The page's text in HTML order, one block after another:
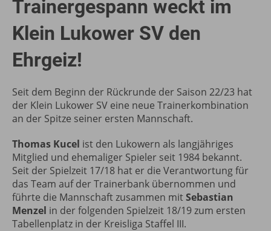
Trainergespann weckt im
Klein Lukower SV den
Ehrgeiz!
Seit dem Beginn der Rückrunde der Saison 22/23 hat
der Klein Lukower SV eine neue Trainerkombination
an der Spitze seiner ersten Mannschaft.
Thomas Kucel ist den Lukowern als langjähriges
Mitglied und ehemaliger Spieler seit 1984 bekannt.
Seit der Spielzeit 17/18 hat er die Verantwortung für
das Team auf der Trainerbank übernommen und
führte die Mannschaft zusammen mitSebastian
Menzel in der folgenden Spielzeit 18/19 zum ersten
Tabellenplatz in der Kreisliga Staffel III.